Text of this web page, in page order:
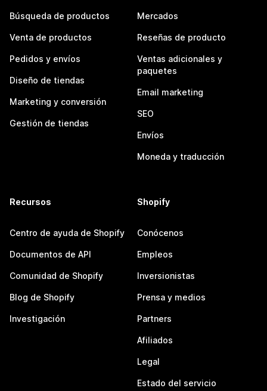
Búsqueda de productos
Venta de productos
Pedidos y envíos
Diseño de tiendas
Marketing y conversión
Gestión de tiendas
Mercados
Reseñas de producto
Ventas adicionales y
paquetes
Email marketing
SEO
Envíos
Moneda y traducción
Recursos
Centro de ayuda de Shopify
Documentos de API
Comunidad de Shopify
Blog de Shopify
Investigación
Shopify
Conócenos
Empleos
Inversionistas
Prensa y medios
Partners
Afiliados
Legal
Estado del servicio